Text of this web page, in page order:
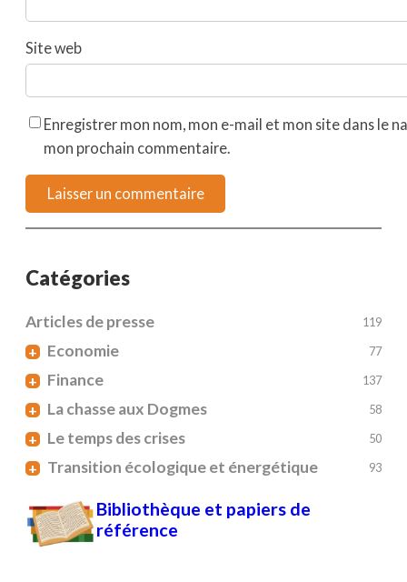
Site web
Enregistrer mon nom, mon e-mail et mon site dans le
mon prochain commentaire.
Catégories
Articles de presse 119
+ Economie 77
+ Finance 137
+ La chasse aux Dogmes 58
+ Le temps des crises 50
+ Transition écologique et énergétique 93
Bibliothèque et papiers de
référence